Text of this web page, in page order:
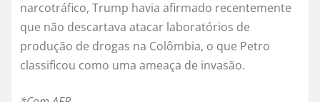
narcotráfico, Trump havia afirmado recentemente
que não descartava atacar laboratórios de
produção de drogas na Colômbia, o que Petro
classificou como uma ameaça de invasão.